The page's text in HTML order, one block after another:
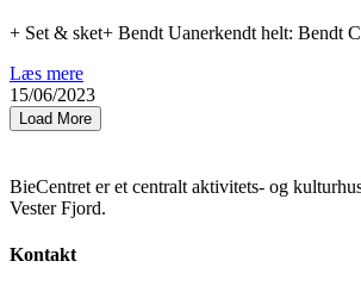
+ Set & sket+ Bendt Uanerkendt helt: Bendt
Læs mere
15/06/2023
Load More
BieCentret er et centralt aktivitets- og
Vester Fjord.
Kontakt